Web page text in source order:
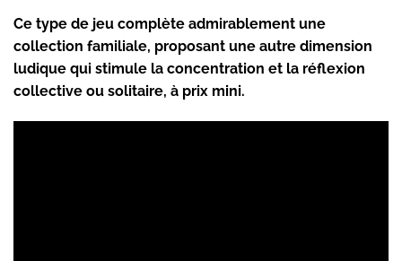
Ce type de jeu complète admirablement une
collection familiale, proposant une autre dimension
ludique qui stimule la concentration et la réflexion
collective ou solitaire, à prix mini.